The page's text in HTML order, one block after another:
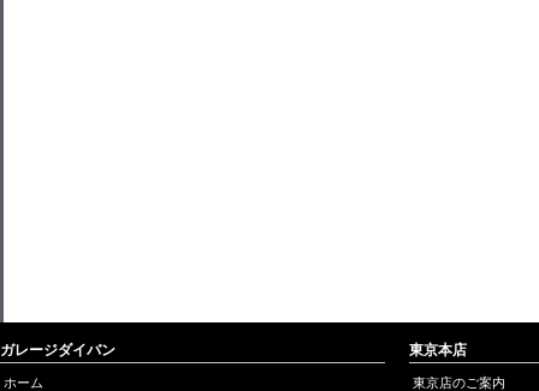
ガレージダイバン
ホーム
東京本店
東京店のご案内